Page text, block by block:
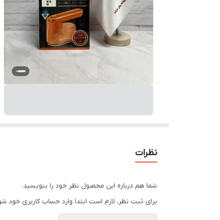
نظرات
شما هم درباره این محصول نظر خود را بنویسید.
برای ثبت نظر، لازم است ابتدا وارد حساب کاربری خود